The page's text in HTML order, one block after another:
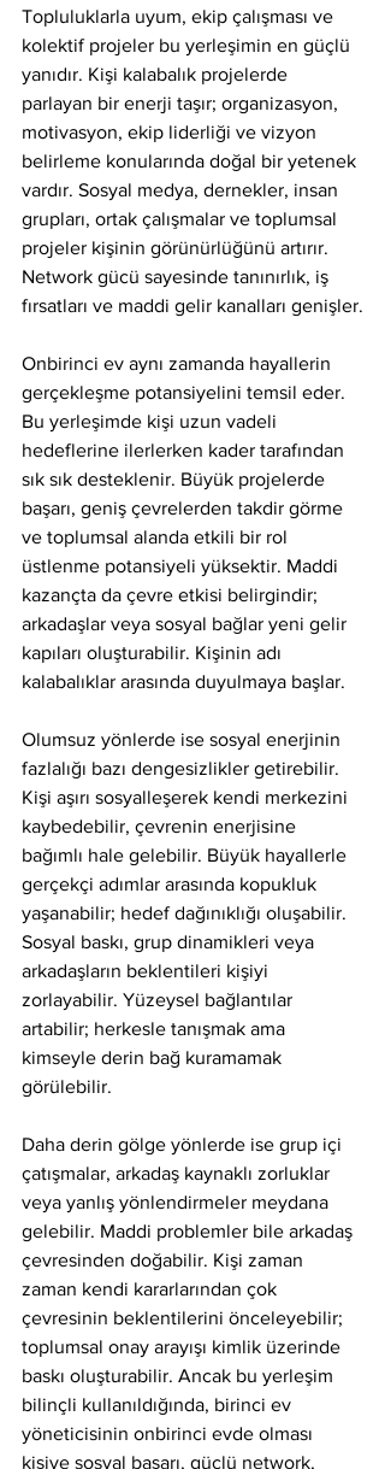
Topluluklarla uyum, ekip çalışması ve
kolektif projeler bu yerleşimin en güçlü
yanıdır. Kişi kalabalık projelerde
parlayan bir enerji taşır; organizasyon,
motivasyon, ekip liderliği ve vizyon
belirleme konularında doğal bir yetenek
vardır. Sosyal medya, dernekler, insan
grupları, ortak çalışmalar ve toplumsal
projeler kişinin görünürlüğünü artırır.
Network gücü sayesinde tanınırlık, iş
fırsatları ve maddi gelir kanalları genişler.
Onbirinci ev aynı zamanda hayallerin
gerçekleşme potansiyelini temsil eder.
Bu yerleşimde kişi uzun vadeli
hedeflerine ilerlerken kader tarafından
sık sık desteklenir. Büyük projelerde
başarı, geniş çevrelerden takdir görme
ve toplumsal alanda etkili bir rol
üstlenme potansiyeli yüksektir. Maddi
kazançta da çevre etkisi belirgindir;
arkadaşlar veya sosyal bağlar yeni gelir
kapıları oluşturabilir. Kişinin adı
kalabalıklar arasında duyulmaya başlar.
Olumsuz yönlerde ise sosyal enerjinin
fazlalığı bazı dengesizlikler getirebilir.
Kişi aşırı sosyalleşerek kendi merkezini
kaybedebilir, çevrenin enerjisine
bağımlı hale gelebilir. Büyük hayallerle
gerçekçi adımlar arasında kopukluk
yaşanabilir; hedef dağınıklığı oluşabilir.
Sosyal baskı, grup dinamikleri veya
arkadaşların beklentileri kişiyi
zorlayabilir. Yüzeysel bağlantılar
artabilir; herkesle tanışmak ama
kimseyle derin bağ kuramamak
görülebilir.
Daha derin gölge yönlerde ise grup içi
çatışmalar, arkadaş kaynaklı zorluklar
veya yanlış yönlendirmeler meydana
gelebilir. Maddi problemler bile arkadaş
çevresinden doğabilir. Kişi zaman
zaman kendi kararlarından çok
çevresinin beklentilerini önceleyebilir;
toplumsal onay arayışı kimlik üzerinde
baskı oluşturabilir. Ancak bu yerleşim
bilinçli kullanıldığında, birinci ev
yöneticisinin onbirinci evde olması
kişiye sosyal başarı, güçlü network,